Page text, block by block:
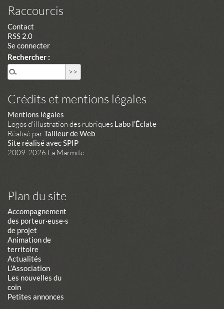
Raccourcis
Contact
RSS 2.0
Se connecter
Rechercher :
Crédits et mentions légales
Mentions légales
Logos d'illustration des rubriques Labo l'Éclate
Réalisé parTailleur de Web.
Site réalisé avec SPIP
2009-2026 La Marmite
Plan du site
Accompagnement
des porteur·euse·s
de projet
Animation de
territoire
Actualités
L’Association
Les nouvelles du
coin
Petites annonces